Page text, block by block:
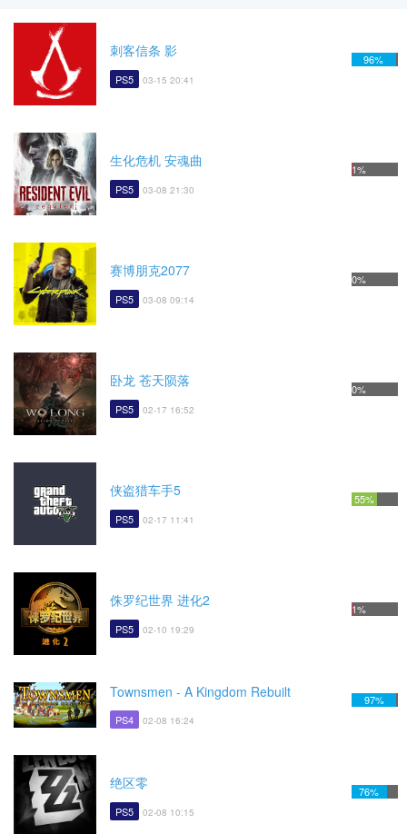
刺客信条 影
PS5 03-15 20:41
96%
生化危机 安魂曲
PS5 03-08 21:30
1%
赛博朋克2077
PS5 03-08 09:14
0%
卧龙 苍天陨落
PS5 02-17 16:52
0%
侠盗猎车手5
PS5 02-17 11:41
55%
侏罗纪世界 进化2
PS5 02-10 19:29
1%
Townsmen - A Kingdom Rebuilt
PS4 02-08 16:24
97%
绝区零
PS5 02-08 10:15
76%